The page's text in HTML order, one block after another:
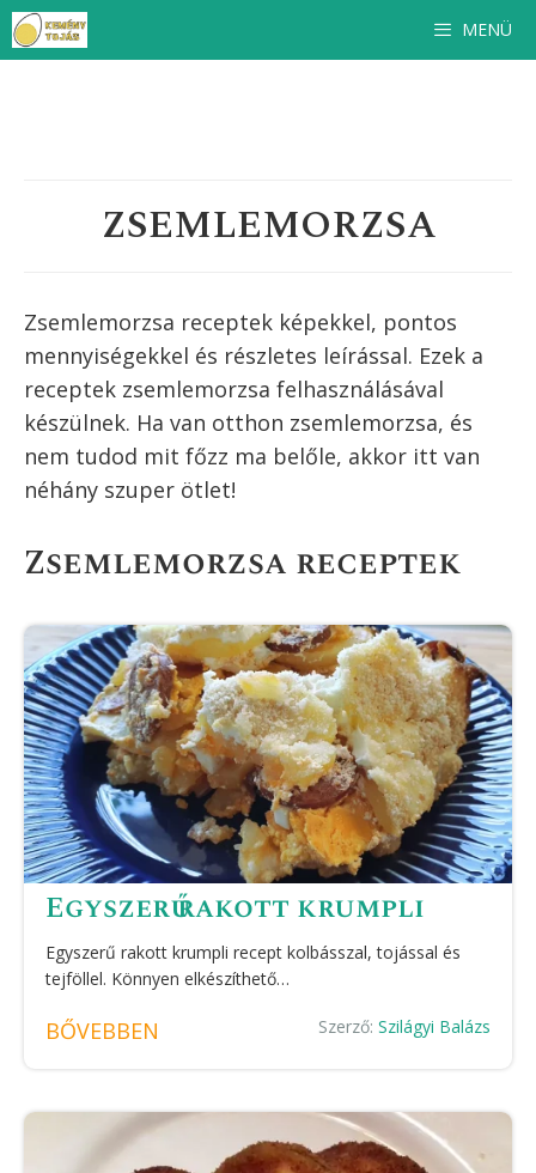
Kilépés
MENÜ
ZSEMLEMORZSA
Zsemlemorzsa receptek képekkel, pontos
mennyiségekkel és részletes leírással. Ezek a
receptek zsemlemorzsa felhasználásával
készülnek. Ha van otthon zsemlemorzsa, és
nem tudod mit főzz ma belőle, akkor itt van
néhány szuper ötlet!
Zsemlemorzsa receptek
Egyszerű rakott krumpli
Egyszerű rakott krumpli recept kolbásszal, tojással és
tejföllel. Könnyen elkészíthető…
BŐVEBBEN Szerző: Szilágyi Balázs